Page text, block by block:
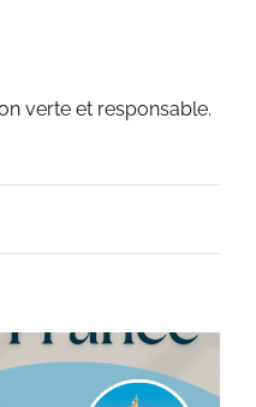
verte et responsable.